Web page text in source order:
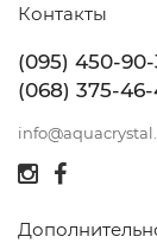
Контакты
(095) 450-
(068) 375-